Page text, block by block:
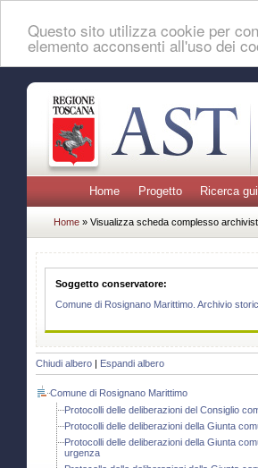
Questo sito utilizza cookie per
elemento acconsenti all'uso dei
Home Progetto Ricerca
Home » Visualizza scheda complesso
Soggetto conservatore:
Comune di Rosignano Marittimo. Archivio
Chiudi albero Espandi albero
Comune di Rosignano Marittimo
Protocolli delle deliberazioni del Consiglio
Protocolli delle deliberazioni della Giunta
Protocolli delle deliberazioni della Giunta
urgenza